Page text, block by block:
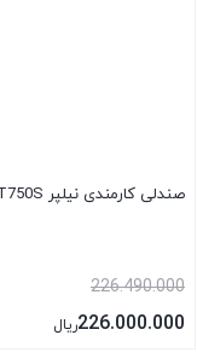
صندلی کارمندی نیلپر OCT750S
226.490.000
226.000.000ریال